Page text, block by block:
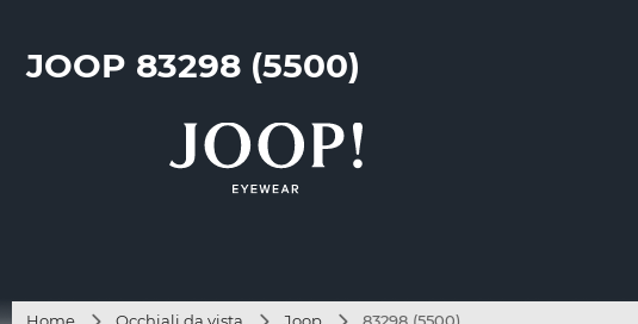
JOOP 83298 (5500)